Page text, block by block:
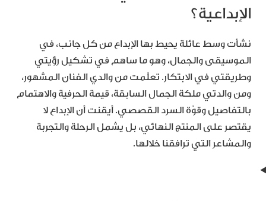
الإبداعية؟
نشأت وسط عائلة يحيط بها الإبداع من كل جانب، في
الموسيقى والجمال، وهو ما ساهم في تشكيل رؤيتي
وطريقتي في الابتكار. تعلّمت من والدي الفنان المشهور،
ومن والدتي ملكة الجمال السابقة، قيمة الحرفية والاهتمام
بالتفاصيل وقوّة السرد القصصي. أيقنت أن الإبداع لا
يقتصر على المنتج النهائي، بل يشمل الرحلة والتجربة
والمشاعر التي ترافقنا خلالها.